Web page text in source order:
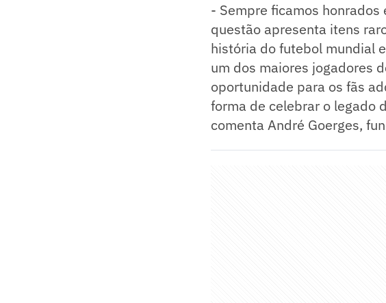
- Sempre ficamos
questão apresenta itens
história do futebol mundial
um dos maiores jogadores
oportunidade para os fãs
forma de celebrar o legado
comenta André Goerges,